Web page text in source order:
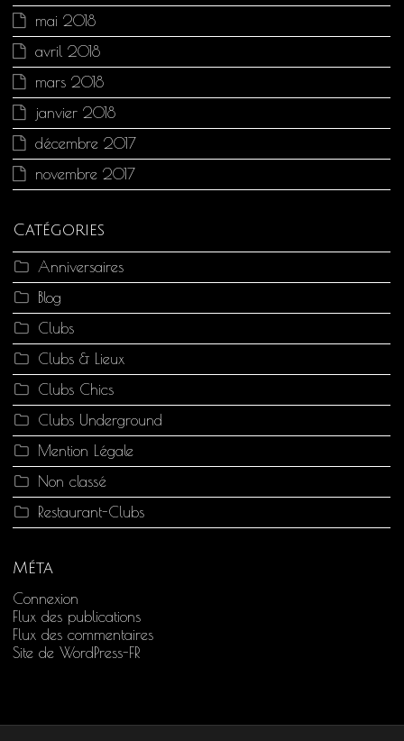
mai 2018
avril 2018
mars 2018
janvier 2018
décembre 2017
novembre 2017
Catégories
Anniversaires
Blog
Clubs
Clubs & Lieux
Clubs Chics
Clubs Underground
Mention Légale
Non classé
Restaurant-Clubs
Méta
Connexion
Flux des publications
Flux des commentaires
Site de WordPress-FR